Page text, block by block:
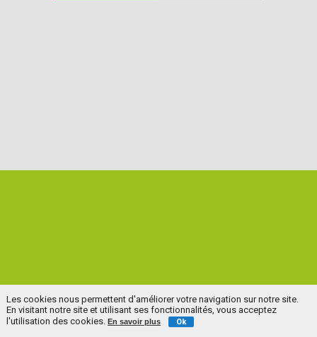
Les cookies nous permettent d'améliorer votre navigation sur notre site.
En visitant notre site et utilisant ses fonctionnalités, vous acceptez
l'utilisation des cookies.En savoir plus Ok